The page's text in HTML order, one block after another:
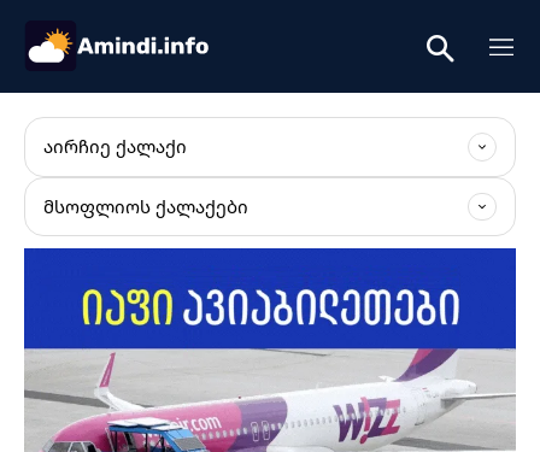
ᲐᲘᲠᲩᲘᲔ ᲥᲐᲚᲐᲥᲘ
ᲛᲡᲝᲤᲚᲘᲝᲡ ᲥᲐᲚᲐᲥᲔᲑᲘ